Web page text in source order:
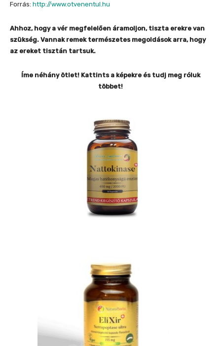
Forrás: http://www.otvenentul.hu
Ahhoz, hogy a vér megfelelően áramoljon, tiszta erekre van
szükség. Vannak remek természetes megoldások arra, hogy
az ereket tisztán tartsuk.
Íme néhány ötlet! Kattints a képekre és tudj meg róluk
többet!